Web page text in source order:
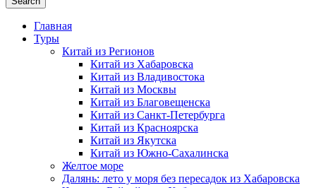
Главная
Туры
Китай из Регионов
Китай из Хабаровска
Китай из Владивостока
Китай из Москвы
Китай из Благовещенска
Китай из Санкт-Петербурга
Китай из Красноярска
Китай из Якутска
Китай из Южно-Сахалинска
Желтое море
Далянь: лето у моря без пересадок из Хабаровска